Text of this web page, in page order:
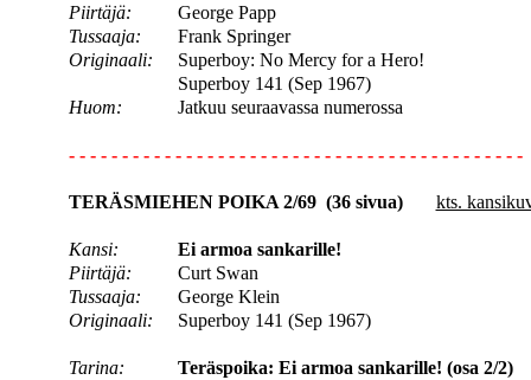
Piirtäjä:
George Papp
Tussaaja:
Frank Springer
Originaali:
Superboy: No Mercy for a Hero!
Superboy 141 (Sep 1967)
Huom:
Jatkuu seuraavassa numerossa
- - - - - - - - - - - - - - - - - - - - - - - - - - - - - - - - - - - - - - - - - - -
TERÄSMIEHEN POIKA 2/69 (36 sivua) kts.
Kansi:
Ei armoa sankarille!
Piirtäjä:
Curt Swan
Tussaaja:
George Klein
Originaali:
Superboy 141 (Sep 1967)
Tarina:
Teräspoika: Ei armoa sankarille! (osa 2/2)